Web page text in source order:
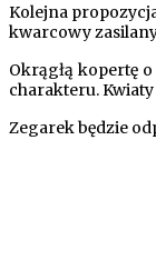
Kolejna
kwarcowy
Okrągłą kopertę
charakteru.
Zegarek będzie